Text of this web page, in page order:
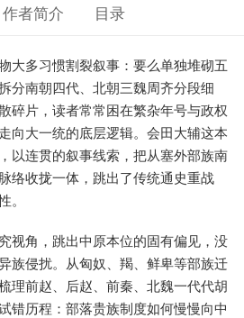
作者简介 目录
大多习惯割裂叙事：要么单独堆砌五
分南朝四代、北朝三魏周齐分段细
碎片，读者常常困在繁杂年号与政权
向大一统的底层逻辑。会田大辅这本
以连贯的叙事线索，把从塞外部族南
络收拢一体，跳出了传统通史重战
。
视角，跳出中原本位的固有偏见，没
族侵扰。从匈奴、羯、鲜卑等部族迁
理前赵、后赵、前秦、北魏一代代胡
错历程：部落贵族制度如何慢慢向中